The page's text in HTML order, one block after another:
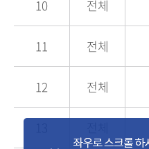
10 전체
11 전체
12 전체